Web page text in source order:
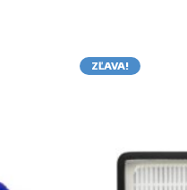
ZĽAVA!